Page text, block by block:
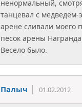
ненормальный,
танцевал с
арене сливали моего
песок арены
Весело было.
Палыч 01.02.2012